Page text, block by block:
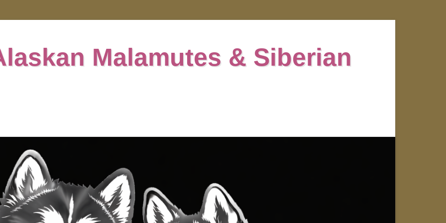
Malamutes & Siberian